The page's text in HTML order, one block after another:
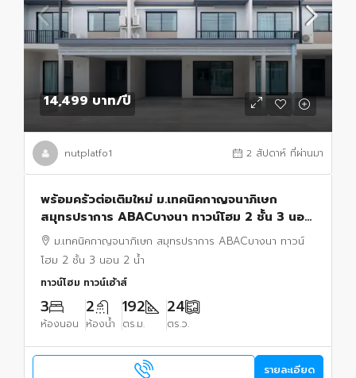
14,499 บาท/ปี
nutplatfo1 2 สัปดาห์ ที่ผ่านมา
พร้อมครัวต่อเติมใหม่ ม.เทคนิคกาญจนาภิเษก
สมุทรปราการ ABACบางนา ทาวน์โฮม 2 ชั้น 3 นอน
2 น้ำ ใกล้ตลาดเสริมสุข บางบ่อ 800 ม.24 ตร.ว.
ม.เทคนิคกาญจนาภิเษก สมุทรปราการ ABACบางนา ทาวน์
โฮม 2 ชั้น 3 นอน 2 น้ำ
ทาวน์โฮม ทาวน์เฮ้าส์
3
ห้องนอน
2
ห้องน้ำ
192
ตร.ม.
24
ตร.ว.
รายละเอียด